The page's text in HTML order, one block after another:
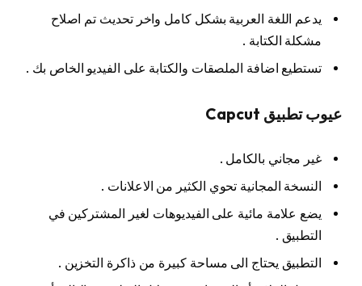
يدعم اللغة العربية بشكل كامل واخر تحديث تم اصلاح
مشكلة الكتابة .
تستطيع اضافة الملصقات والكتابة على الفيديو الخاص بك .
عيوب تطبيق Capcut
غير مجاني بالكامل .
النسخة المجانية تحوي الكثير من الاعلانات .
يضع علامة مائية على الفيديوهات لغير المشتركين في
التطبيق .
التطبيق يحتاج الى مساحة كبيرة من ذاكرة التخزين .